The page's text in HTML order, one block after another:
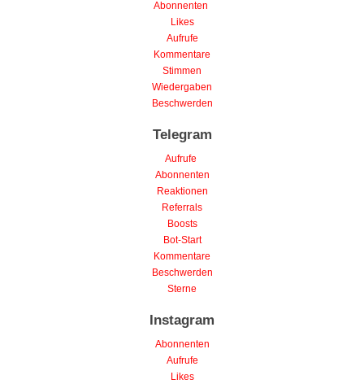
Abonnenten
Likes
Aufrufe
Kommentare
Stimmen
Wiedergaben
Beschwerden
Telegram
Aufrufe
Abonnenten
Reaktionen
Referrals
Boosts
Bot-Start
Kommentare
Beschwerden
Sterne
Instagram
Abonnenten
Aufrufe
Likes